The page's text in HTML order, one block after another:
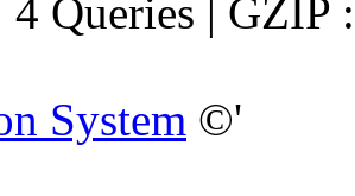
4 Queries | GZIP
System ©'